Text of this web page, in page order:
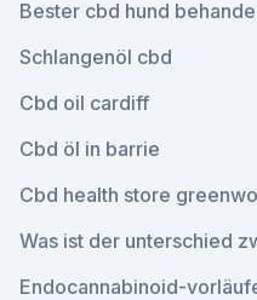
Bester cbd hund
Schlangenöl cbd
Cbd oil cardiff
Cbd öl in barrie
Cbd health store
Was ist der unterschied
Endocannabinoid-